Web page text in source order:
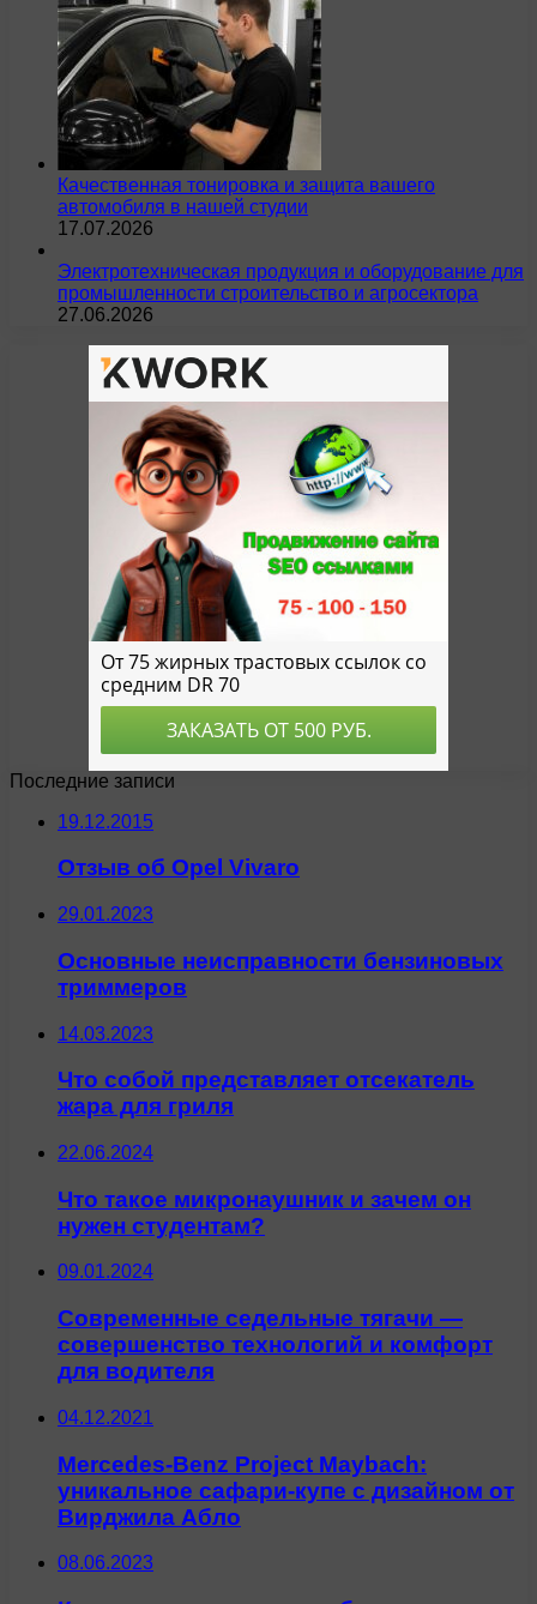
Качественная тонировка и защита вашего
автомобиля в нашей студии
17.07.2026
Электротехническая продукция и оборудование для
промышленности строительство и агросектора
27.06.2026
Последние записи
19.12.2015
Отзыв об Opel Vivaro
29.01.2023
Основные неисправности бензиновых
триммеров
14.03.2023
Что собой представляет отсекатель
жара для гриля
22.06.2024
Что такое микронаушник и зачем он
нужен студентам?
09.01.2024
Современные седельные тягачи —
совершенство технологий и комфорт
для водителя
04.12.2021
Mercedes-Benz Project Maybach:
уникальное сафари-купе с дизайном от
Вирджила Абло
08.06.2023